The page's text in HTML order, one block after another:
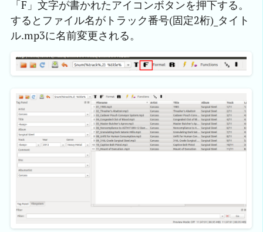
「F」文字が書かれたアイコンボタンを押下する。
するとファイル名がトラック番号(固定2桁)_タイト
ル.mp3に名前変更される。